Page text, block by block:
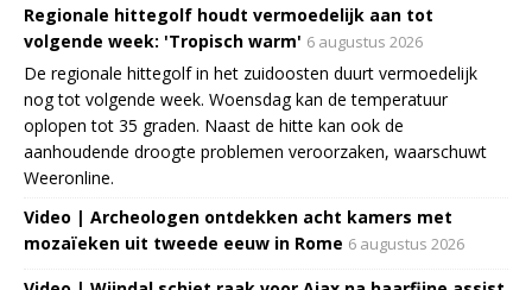
Regionale hittegolf houdt vermoedelijk aan tot
volgende week: 'Tropisch warm' 6 augustus 2026
De regionale hittegolf in het zuidoosten duurt vermoedelijk
nog tot volgende week. Woensdag kan de temperatuur
oplopen tot 35 graden. Naast de hitte kan ook de
aanhoudende droogte problemen veroorzaken, waarschuwt
Weeronline.
Video | Archeologen ontdekken acht kamers met
mozaïeken uit tweede eeuw in Rome 6 augustus 2026